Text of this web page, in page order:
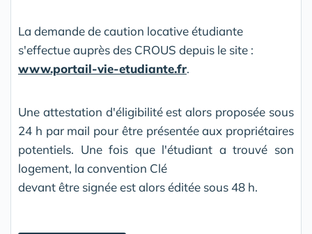
La demande de caution locative étudiante
s'effectue auprès des CROUS depuis le site :
www.portail-vie-etudiante.fr.
Une attestation d'éligibilité est alors proposée sous
24 h par mail pour être présentée aux propriétaires
potentiels. Une fois que l'étudiant a trouvé son
logement, la convention Clé
devant être signée est alors éditée sous 48 h.